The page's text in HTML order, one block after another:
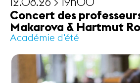
12.08.26 > 19h00
Concert des
Makarova & Hartmut
Académie d'été